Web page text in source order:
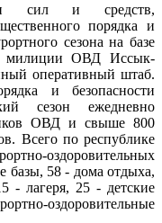
сил и средств,
порядка и
сезона на базе
милиции ОВД Иссык-
оперативный штаб.
и безопасности
сезон ежедневно
ОВД и свыше 800
Всего по республике
оздоровительных
базы, 58 - дома отдыха,
- лагеря, 25 - детские
оздоровительные